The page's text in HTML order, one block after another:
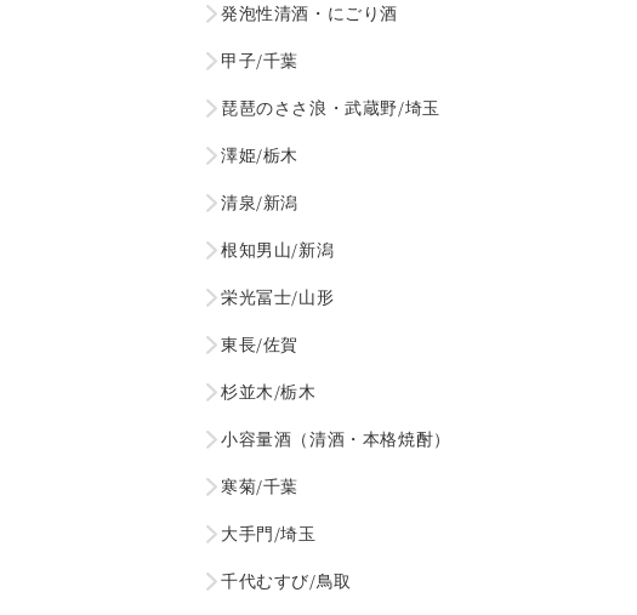
発泡性清酒・にごり酒
甲子/千葉
琵琶のささ浪・武蔵野/埼玉
澤姫/栃木
清泉/新潟
根知男山/新潟
栄光冨士/山形
東長/佐賀
杉並木/栃木
小容量酒（清酒・本格焼酎）
寒菊/千葉
大手門/埼玉
千代むすび/鳥取